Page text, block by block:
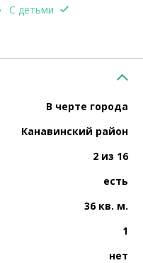
С детьми
В черте города
Канавинский район
2 из 16
есть
36 кв. м.
1
нет